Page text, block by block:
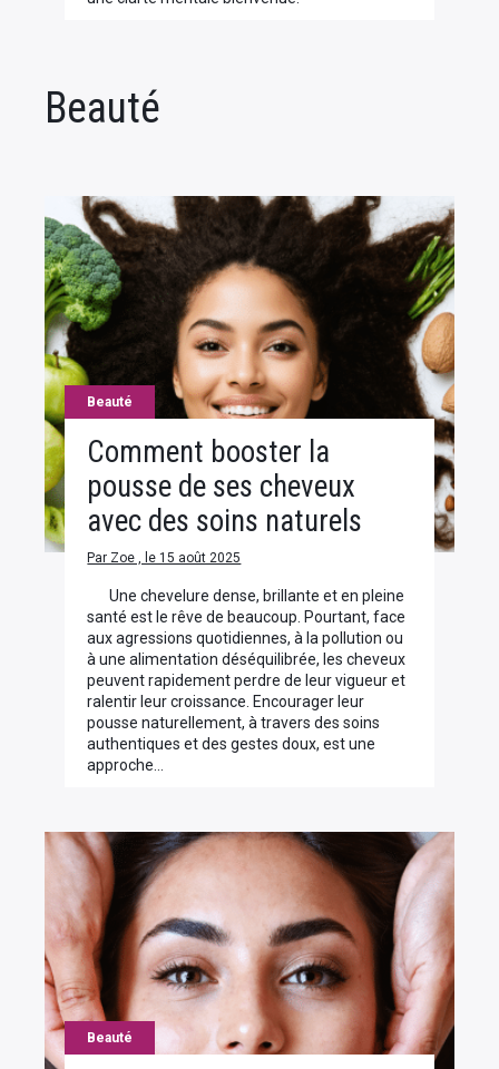
Beauté
Beauté
Comment booster la
pousse de ses cheveux
avec des soins naturels
Par Zoe , le 15 août 2025
Une chevelure dense, brillante et en pleine
santé est le rêve de beaucoup. Pourtant, face
aux agressions quotidiennes, à la pollution ou
à une alimentation déséquilibrée, les cheveux
peuvent rapidement perdre de leur vigueur et
ralentir leur croissance. Encourager leur
pousse naturellement, à travers des soins
authentiques et des gestes doux, est une
approche…
Beauté